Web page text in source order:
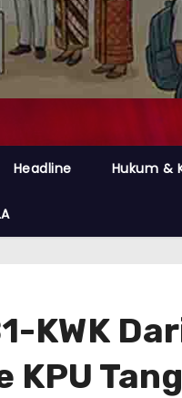
Headline Hukum &
KWK
KPU